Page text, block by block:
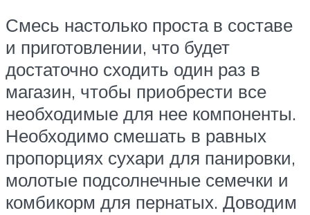
Смесь настолько проста в составе
и приготовлении, что будет
достаточно сходить один раз в
магазин, чтобы приобрести все
необходимые для нее компоненты.
Необходимо смешать в равных
пропорциях сухари для панировки,
молотые подсолнечные семечки и
комбикорм для пернатых. Доводим